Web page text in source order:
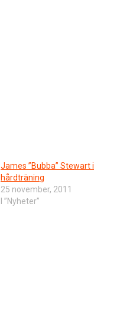
James ”Bubba” Stewart i
hårdträning
25 november, 2011
I ”Nyheter”